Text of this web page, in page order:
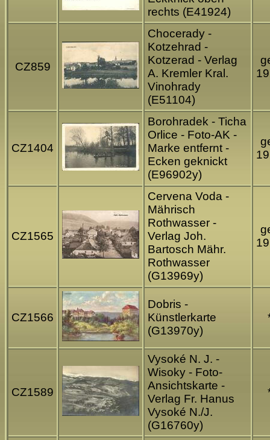
rechts (E41924)
CZ859
Chocerady -
Kotzehrad -
Kotzerad - Verlag
A. Kremler Kral.
Vinohrady
(E51104)
CZ1404
Borohradek - Ticha
Orlice - Foto-AK -
Marke entfernt -
Ecken geknickt
(E96902y)
CZ1565
Cervena Voda -
Mährisch
Rothwasser -
Verlag Joh.
Bartosch Mähr.
Rothwasser
(G13969y)
CZ1566
Dobris -
Künstlerkarte
(G13970y)
CZ1589
Vysoké N. J. -
Wisoky - Foto-
Ansichtskarte -
Verlag Fr. Hanus
Vysoké N./J.
(G16760y)